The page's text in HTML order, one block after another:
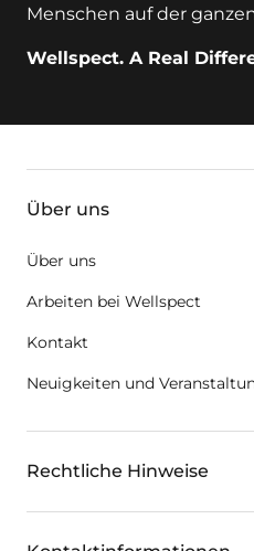
Menschen auf der
Wellspect. A Real
Über uns
Über uns
Arbeiten bei Wellspect
Kontakt
Neuigkeiten und
Rechtliche Hinweise